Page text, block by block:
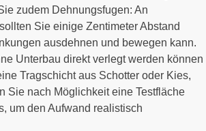
zudem Dehnungsfugen: An
Sie einige Zentimeter Abstand
ausdehnen und bewegen kann.
Unterbau direkt verlegt werden können
Tragschicht aus Schotter oder Kies,
Sie nach Möglichkeit eine Testfläche
um den Aufwand realistisch